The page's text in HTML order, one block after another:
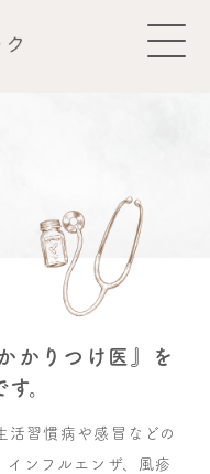
かりつけ医』を
。
活習慣病や感冒などの
ンフルエンザ、風疹